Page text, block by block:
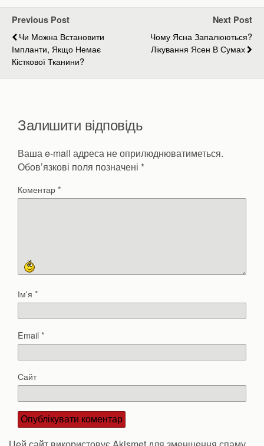
Previous Post
Чи Можна Встановити
Імпланти, Якщо Немає
Кісткової Тканини?
Next Post
Чому Ясна Запалюються?
Лікування Ясен В Сумах
Залишити відповідь
Ваша e-mail адреса не оприлюднюватиметься.
Обов’язкові поля позначені *
Коментар*
Ім'я *
Email*
Сайт